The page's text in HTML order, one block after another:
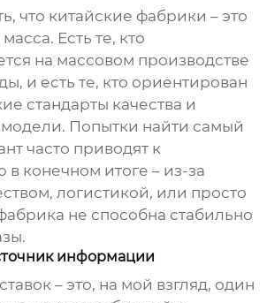
что китайские фабрики – это
Есть те, кто
на массовом производстве
и есть те, кто ориентирован
стандарты качества и
Попытки найти самый
часто приводят к
конечном итоге – из-за
логистикой, или просто
не способна стабильно
информации
– это, на мой взгляд, один